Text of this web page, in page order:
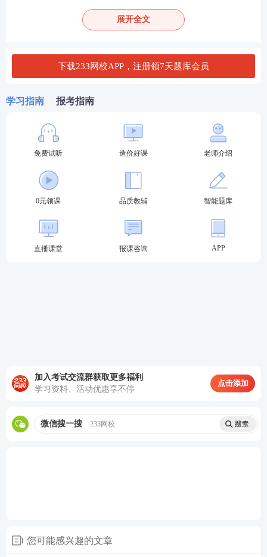
2、历年真题在线刷。
如果想要在线刷历年真题，检验
线刷真题！
展开全文
下载233网校APP，注册领7天题库会员
学习指南 报考指南
免费试听 造价好课 老师介绍
0元领课 品质教辅 智能题库
直播课堂 报课咨询 APP
加入考试交流群获取更多福利
学习资料、活动优惠享不停
点击添加
微信搜一搜 233网校
您可能感兴趣的文章